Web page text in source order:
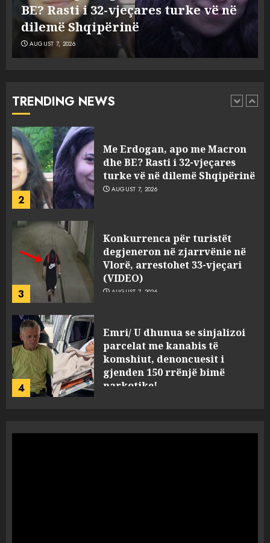
BE? Rasti i 32-vjeçares turke vë në
dilemë Shqipërinë
AUGUST 7, 2026
TRENDING NEWS
1
të cilin u përplas makina e
viktimave
2
Me Erdogan, apo me Macron
AUGUST 7, 2026
3
Konkurrenca për turistët
degjeneron në zjarrvënie në
Vlorë, arrestohet 33-vjeçari
(VIDEO)
4
Emri/ U dhunua se sinjalizoi
parcelat me kanabis të
komshiut, denoncuesit i
gjenden 150 rrënjë bimë
narkotike!
5
Ambasada amerikane: Sokol
Hoxha mendoi se mund t’i
shpëtonte së kaluarës së tij,
por ne e gjetëm
AUGUST 7, 2026